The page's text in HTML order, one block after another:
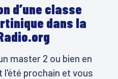
d’une classe
dans la
master 2 ou bien en
l'été prochain et vous